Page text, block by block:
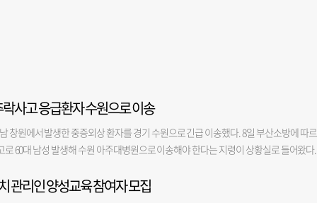
사고 응급환자 수원으로 이송
창원에서 발생한 중증외상 환자를 경기 수원으로 긴급 이송했다. 8일 부산소방에 따
60대 남성 발생해 수원 아주대병원으로 이송해야 한다는 지령이 상황실로 들어왔다
1시께 아주대병원에 도착했고, 병원 측에 환자를 넘겼다. 이송된 환자는 4m 높이에서
관리인 양성교육 참여자 모집